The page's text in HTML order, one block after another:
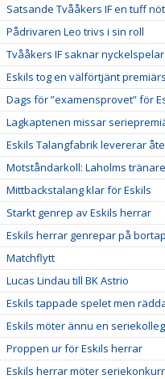
Satsande Tvååkers IF en tuff nöt
Pådrivaren Leo trivs i sin roll
Tvååkers IF saknar
Eskils tog en välförtjänt
Dags för ”examensprovet” för
Lagkaptenen missar
Eskils Talangfabrik levererar
Motståndarkoll: Laholms
Mittbackstalang klar för Eskils
Starkt genrep av Eskils herrar
Eskils herrar genrepar på
Matchflytt
Lucas Lindau till BK Astrio
Eskils tappade spelet men
Eskils möter ännu en
Proppen ur för Eskils herrar
Eskils herrar möter